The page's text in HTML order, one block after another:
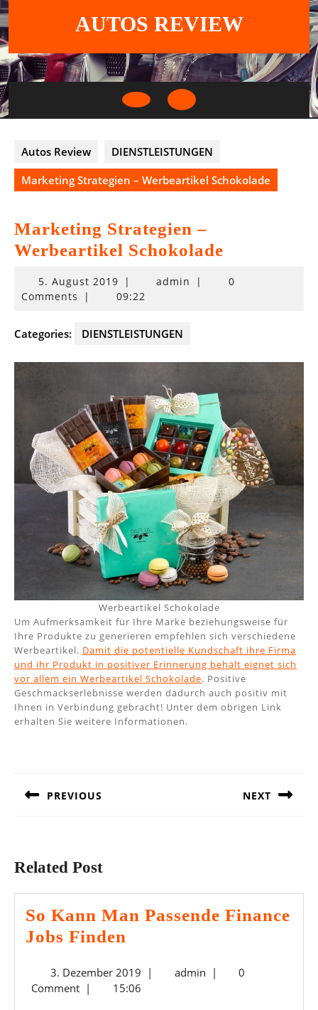
Skip
to
content
AUTOS REVIEW
Open
Autos Review
DIENSTLEISTUNGEN
Marketing Strategien – Werbeartikel Schokolade
Marketing Strategien –
Werbeartikel Schokolade
5. August 20195.
August
| admin |
0
Comments
| 09:22
Categories: DIENSTLEISTUNGEN
Werbeartikel Schokolade
Um Aufmerksamkeit für Ihre Marke beziehungsweise für
Ihre Produkte zu generieren empfehlen sich verschiedene
Werbeartikel. Damit die potentielle Kundschaft ihre Firma
und ihr Produkt in positiver Erinnerung behält eignet sich
vor allem ein Werbeartikel Schokolade. Positive
Geschmackserlebnisse werden dadurch auch positiv mit
Ihnen in Verbindung gebracht! Unter dem obrigen Link
erhalten Sie weitere Informationen.
PREVIOUS NEXT
Related Post
So Kann Man Passende Finance
Jobs Finden
Man
3. Dezember 20193.
Dezember
| adminadmin
|
0
Comment | 15:06